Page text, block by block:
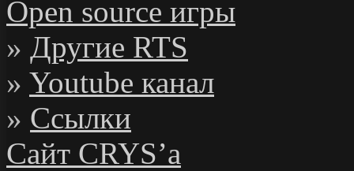
Open source игры
» Другие RTS
» Youtube канал
» Ссылки
Сайт CRYS’а